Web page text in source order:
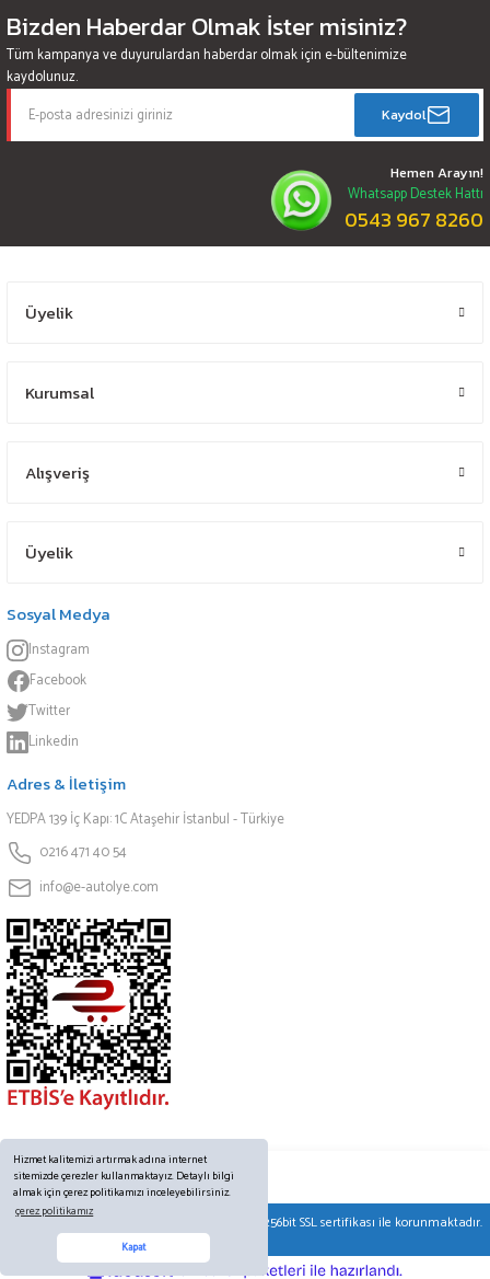
Hizmet kalitemizi artırmak adına internet
sitemizde çerezler kullanmaktayız. Detaylı bilgi
almak için çerez politikamızı inceleyebilirsiniz.
çerez politikamız
Kapat
Online Destek
Bizden Haberdar Olmak İster misiniz?
Tüm kampanya ve duyurulardan haberdar olmak için e-bültenimize
kaydolunuz.
Kaydol
Hemen Arayın!
Whatsapp Destek Hattı
0543 967 8260
Üyelik
Kurumsal
Alışveriş
Üyelik
Sosyal Medya
Instagram
Facebook
Twitter
Linkedin
Adres & İletişim
YEDPA 139 İç Kapı: 1C Ataşehir İstanbul - Türkiye
0216 471 40 54
info@e-autolye.com
© Tüm hakları saklıdır. Kredi kartı bilgileriniz 256bit SSL sertifikası ile korunmaktadır.
e-